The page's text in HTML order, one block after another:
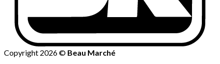
Copyright 2026 © Beau Marché